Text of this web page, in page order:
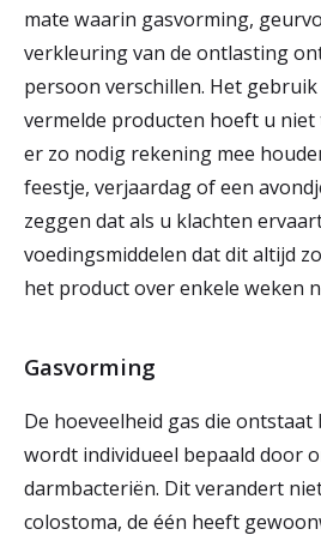
mate waarin gasvorming,
verkleuring van de ontlasting
persoon verschillen. Het
vermelde producten hoeft u
er zo nodig rekening mee
feestje, verjaardag of een
zeggen dat als u klachten
voedingsmiddelen dat dit altijd
het product over enkele weken
Gasvorming
De hoeveelheid gas die
wordt individueel bepaald door
darmbacteriën. Dit verandert
colostoma, de één heeft